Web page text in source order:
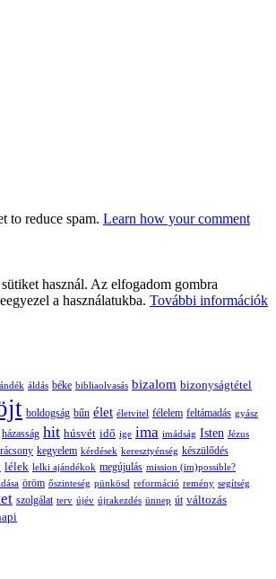
to reduce spam. Learn how your comment
használ. Az elfogadom gombra
a használatukba. További információk
áldás béke bibliaolvasás bizalom bizonyságtétel
boldogság bűn élet életvitel félelem feltámadás gyász
házasság hit húsvét idő ige ima imádság Isten Jézus
kegyelem kérdések keresztyénség készülődés
lélek lelki ajándékok megújulás mission (im)possible?
öröm őszinteség pünkösd reformáció remény segítség
szolgálat terv újév újrakezdés ünnep út változás